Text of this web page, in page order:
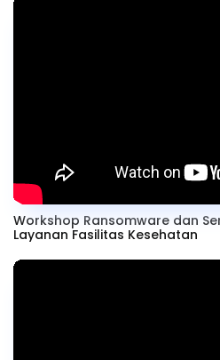
Workshop Ransomware dan
Layanan Fasilitas Kesehatan